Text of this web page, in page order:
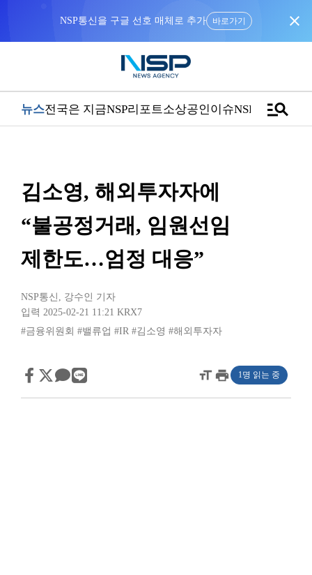
“우리는 독자가 구독할 수 있는 기사를 씁니다” close
뉴스전국은 지금NSP리포트소상공인이슈NSPTVmanage_search
김소영, 해외투자자에
“불공정거래, 임원선임
제한도…엄정 대응”
NSP통신 , 강수인 기자
입력 2025-02-21 11:21 KRX7
#금융위원회 #밸류업 #IR #김소영 #해외투자자
format_sizeprint 1명 읽는 중